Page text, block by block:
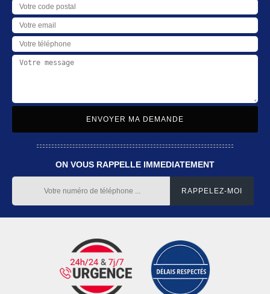
ON VOUS RAPPELLE IMMEDIATEMENT